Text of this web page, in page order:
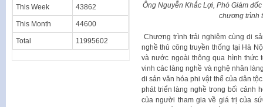
Ông Nguyễn Khắc Lợi, Phó Giám
chương trình
Chương trình trải nghiệm cùng di
nghề thủ công truyền thống tại Hà
và nước ngoài thông qua hình thức
vinh các làng nghề và nghệ nhân
di sản văn hóa phi vật thể của dân
phát triển làng nghề trong bối cảnh
của người tham gia về giá trị của
This Week 43862
This Month 44600
Total 11995602